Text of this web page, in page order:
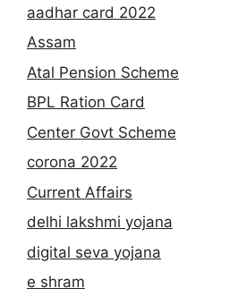
aadhar card 2022
Assam
Atal Pension Scheme
BPL Ration Card
Center Govt Scheme
corona 2022
Current Affairs
delhi lakshmi yojana
digital seva yojana
e shram